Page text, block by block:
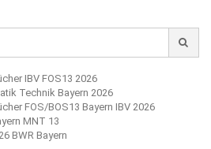
IBV FOS13 2026
Technik Bayern 2026
FOS/BOS13 Bayern IBV 2026
MNT 13
BWR Bayern